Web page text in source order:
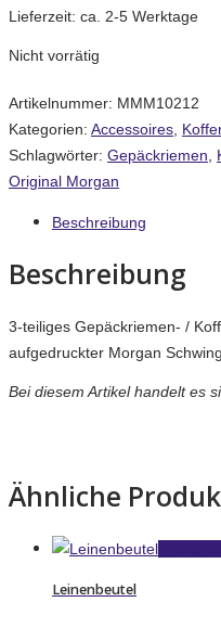
Lieferzeit: ca. 2-5 Werktage
Nicht vorrätig
Artikelnummer: MMM10212
Kategorien: Accessoires
Schlagwörter: Gepäckriemen
Original Morgan
Beschreibung
Beschreibung
3-teiliges Gepäckriemen- /
aufgedruckter Morgan
Bei diesem Artikel handelt es
Ähnliche
Leinenbeutel